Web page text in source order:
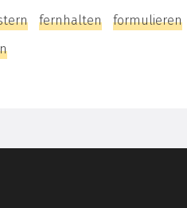
fernhalten formulieren